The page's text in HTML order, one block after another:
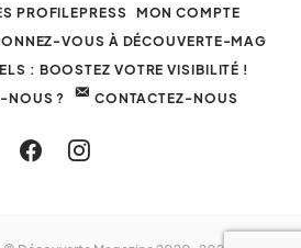
PROFILEPRESS MON COMPTE
VOUS À DÉCOUVERTE-MAG
: BOOSTEZ VOTRE VISIBILITÉ !
NOUS ?
CONTACTEZ-NOUS